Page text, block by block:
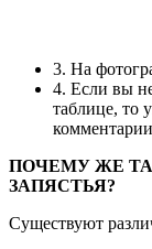
3. На
4. Если вы
таблице, то
комментарии
ПОЧЕМУ ЖЕ
ЗАПЯСТЬЯ?
Существуют